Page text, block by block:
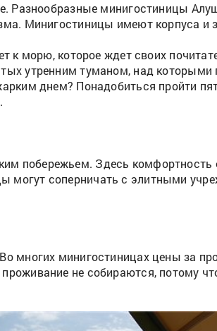
Разнообразные минигостиницы
Минигостиницы имеют корпуса
к морю, которое ждет своих
утренним туманом, над которыми
днем? Понадобиться пройти
побережьем. Здесь комфортность
соперничать с элитными
многих минигостиницах цены за
не собираются, потому